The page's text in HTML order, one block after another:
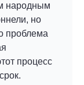
народным
но
проблема
процесс